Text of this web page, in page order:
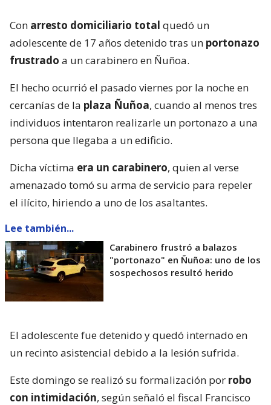
Con arresto domiciliario total quedó un
adolescente de 17 años detenido tras un portonazo
frustrado a un carabinero en Ñuñoa.
El hecho ocurrió el pasado viernes por la noche en
cercanías de la plaza Ñuñoa, cuando al menos tres
individuos intentaron realizarle un portonazo a una
persona que llegaba a un edificio.
Dicha víctima era un carabinero, quien al verse
amenazado tomó su arma de servicio para repeler
el ilícito, hiriendo a uno de los asaltantes.
Lee también...
Carabinero frustró a balazos
"portonazo" en Ñuñoa: uno de los
sospechosos resultó herido
El adolescente fue detenido y quedó internado en
un recinto asistencial debido a la lesión sufrida.
Este domingo se realizó su formalización por robo
con intimidación, según señaló el fiscal Francisco